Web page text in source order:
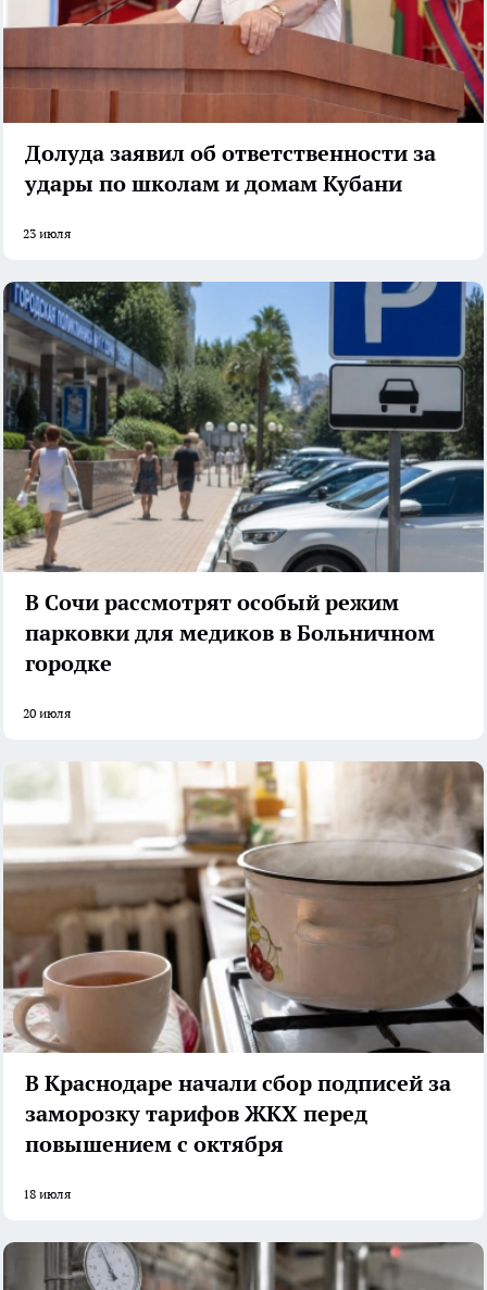
Долуда заявил об ответственности за
удары по школам и домам Кубани
23 июля
В Сочи рассмотрят особый режим
парковки для медиков в Больничном
городке
20 июля
В Краснодаре начали сбор подписей за
заморозку тарифов ЖКХ перед
повышением с октября
18 июля